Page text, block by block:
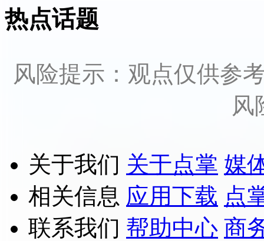
热点话题
风险提示：观点仅供参
风
关于我们 关于点掌 媒
相关信息 应用下载 点
联系我们 帮助中心 商